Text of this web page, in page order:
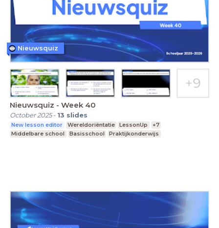
Nieuwsquiz - Week 40
October 2025- 13 slides
New lesson editor Wereldoriëntatie LessonUp
+7
Middelbare school
Basisschool Praktijkonderwijs
Nieuwsquiz